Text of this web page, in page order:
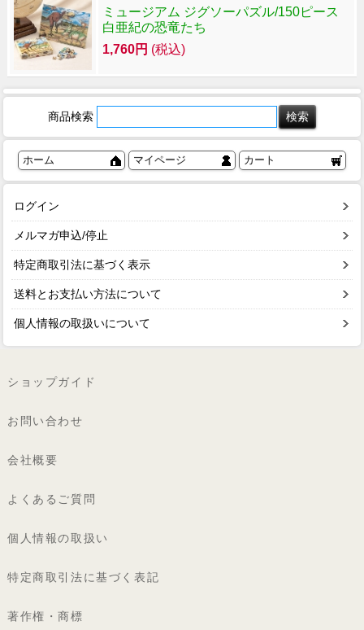
ミュージアム ジグソーパズル/150ピース
白亜紀の恐竜たち
1,760円 (税込)
商品検索
ホーム マイページ カート
ログイン
メルマガ申込/停止
特定商取引法に基づく表示
送料とお支払い方法について
個人情報の取扱いについて
ショップガイド
お問い合わせ
会社概要
よくあるご質問
個人情報の取扱い
特定商取引法に基づく表記
著作権・商標